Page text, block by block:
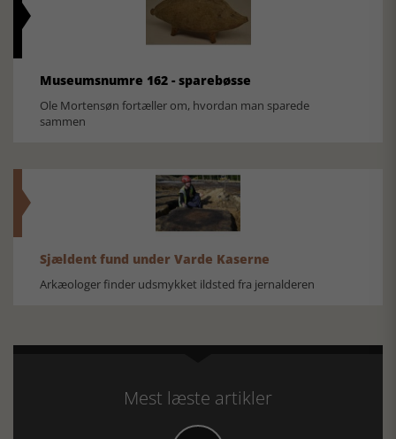
Museumsnumre 162 - sparebøsse
Ole Mortensøn fortæller om, hvordan man sparede
sammen
Sjældent fund under Varde Kaserne
Arkæologer finder udsmykket ildsted fra jernalderen
Mest læste artikler